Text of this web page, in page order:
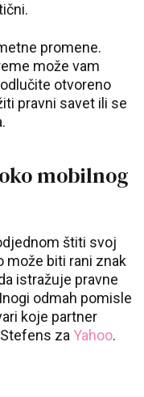
promene.
može vam
otvoreno
pravni savet ili se
mobilnog
štiti svoj
može biti rani znak
istražuje pravne
odmah pomisle
koje partner
za Yahoo.